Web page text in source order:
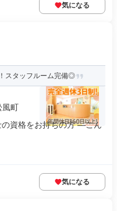
気になる
スタッフルーム完備◎
風町
資格をお持ちの方 ―こん
気になる